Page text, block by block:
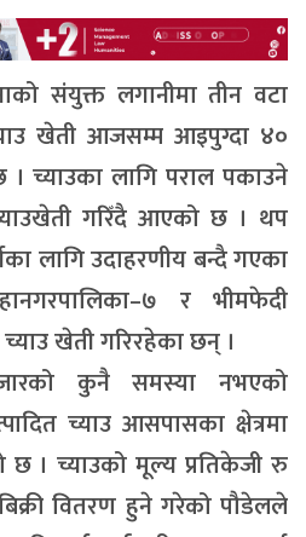
संयुक्त लगानीमा तीन वटा
खेती आजसम्म आइपुग्दा ४०
च्याउका लागि पराल पकाउने
गरिँदै आएको छ । थप
लागि उदाहरणीय बन्दै गएका
र भीमफेदी
खेती गरिरहेका छन् ।
कुनै समस्या नभएको
च्याउ आसपासका क्षेत्रमा
। च्याउको मूल्य प्रतिकेजी रु
वितरण हुने गरेको पौडेलले